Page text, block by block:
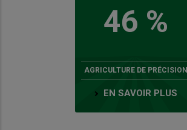
46 %
AGRICULTURE DE PRÉCISION
EN SAVOIR PLUS